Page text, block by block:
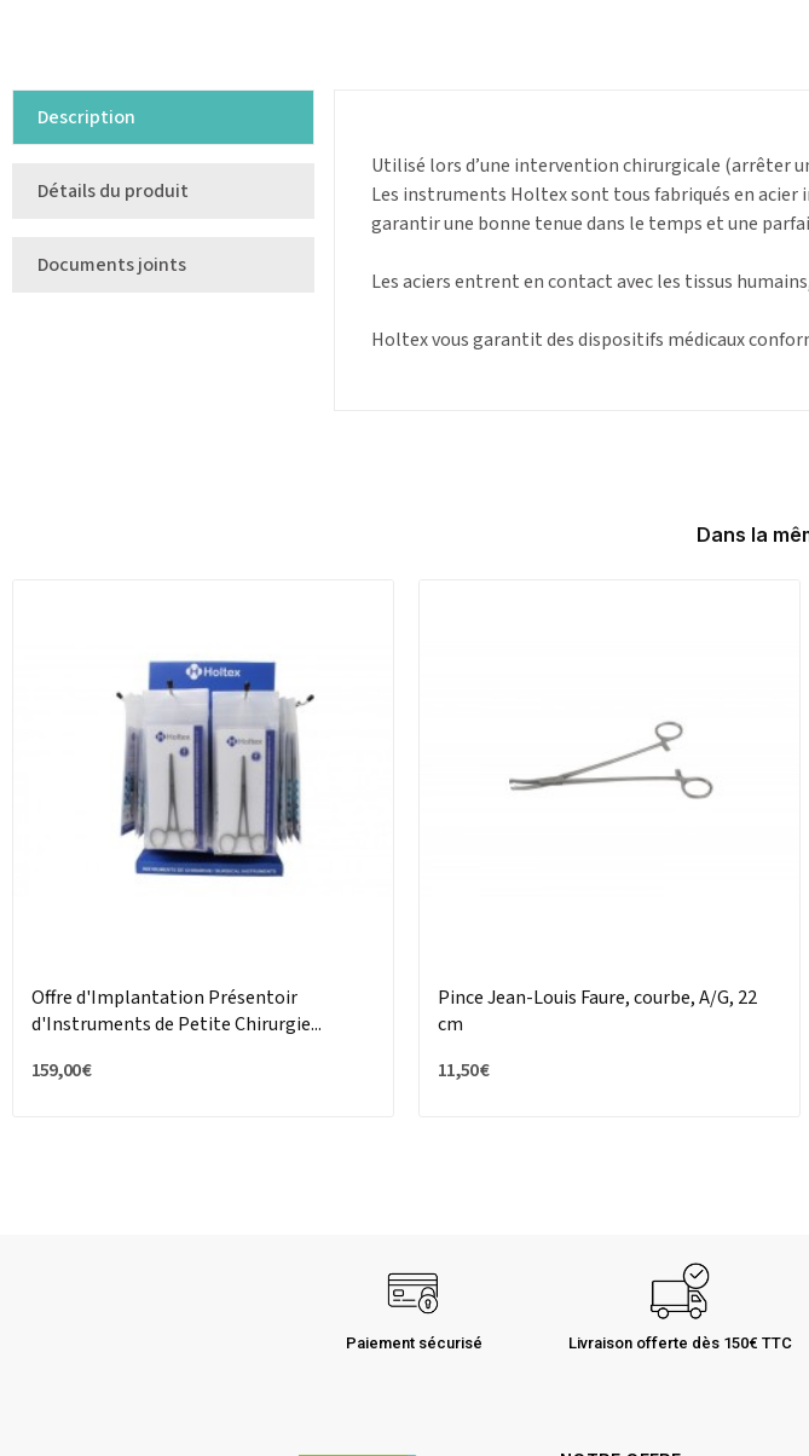
Description
Détails du produit
Documents joints
Utilisé lors d’une intervention chirurgicale (arrêter
Les instruments Holtex sont tous fabriqués en acier
garantir une bonne tenue dans le temps et une
Les aciers entrent en contact avec les tissus
Holtex vous garantit des dispositifs médicaux
Dans la
Offre d'Implantation Présentoir
d'Instruments de Petite Chirurgie...
159,00 €
Pince Jean-Louis Faure, courbe, A/G, 22
cm
11,50 €
Paiement sécurisé Livraison offerte dès 150€ TTC